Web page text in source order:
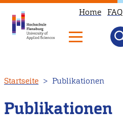
zum
Inhalt
Home FAQ
Startseite Publikationen
Publikationen